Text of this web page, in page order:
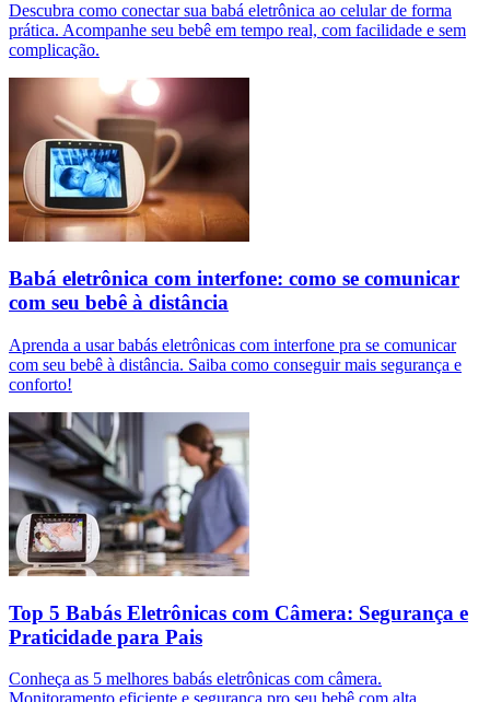
Descubra como conectar sua babá eletrônica ao celular de forma
prática. Acompanhe seu bebê em tempo real, com facilidade e sem
complicação.
Babá eletrônica com interfone: como se comunicar
com seu bebê à distância
Aprenda a usar babás eletrônicas com interfone pra se comunicar
com seu bebê à distância. Saiba como conseguir mais segurança e
conforto!
Top 5 Babás Eletrônicas com Câmera: Segurança e
Praticidade para Pais
Conheça as 5 melhores babás eletrônicas com câmera.